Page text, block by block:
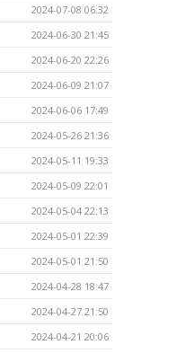
2024-07-08 06:32
2024-06-30 21:45
2024-06-20 22:26
2024-06-09 21:07
2024-06-06 17:49
2024-05-26 21:36
2024-05-11 19:33
2024-05-09 22:01
2024-05-04 22:13
2024-05-01 22:39
2024-05-01 21:50
2024-04-28 18:47
2024-04-27 21:50
2024-04-21 20:06